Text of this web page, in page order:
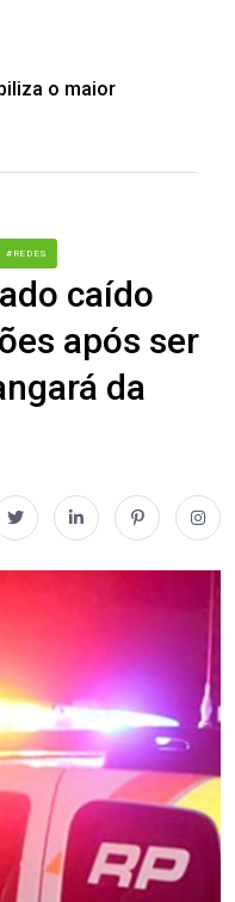
o maior
#REDES
caído
após ser
da